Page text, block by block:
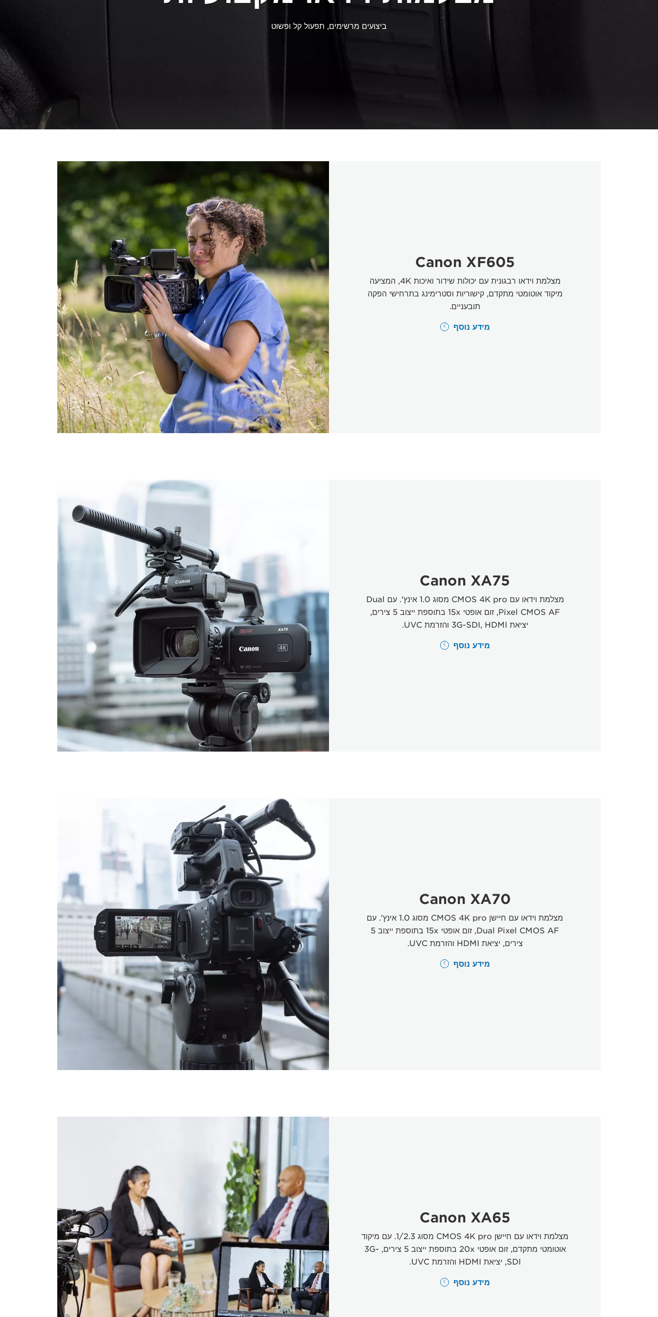
ביצועים מרשימים, תפעול קל ופשוט
Canon XF605
מצלמת וידאו רבגונית עם יכולות שידור ואיכות 4K, המציעה
מיקוד אוטומטי מתקדם, קישוריות וסטרימינג בתרחישי הפקה
תובעניים.
מידע נוסף
Canon XA75
מצלמת וידאו עם CMOS 4K pro מסוג 1.0 אינץ'. עם Dual
Pixel CMOS AF, זום אופטי 15x בתוספת ייצוב 5 צירים,
יציאת 3G-SDI, HDMI והזרמת UVC.
מידע נוסף
Canon XA70
מצלמת וידאו עם חיישן CMOS 4K pro מסוג 1.0 אינץ'. עם
Dual Pixel CMOS AF, זום אופטי 15x בתוספת ייצוב 5
צירים, יציאת HDMI והזרמת UVC.
מידע נוסף
Canon XA65
מצלמת וידאו עם חיישן CMOS 4K pro מסוג 1/2.3. עם מיקוד
אוטומטי מתקדם, זום אופטי 20x בתוספת ייצוב 5 צירים, 3G-
SDI, יציאת HDMI והזרמת UVC.
מידע נוסף